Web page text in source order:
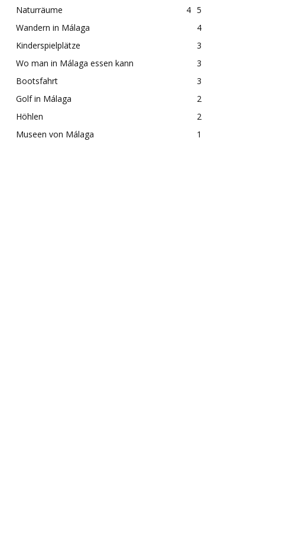
5
Naturräume
4
Wandern in Málaga
4
Kinderspielplätze
3
Wo man in Málaga essen kann
3
Bootsfahrt
3
Golf in Málaga
2
Höhlen
2
Museen von Málaga
1